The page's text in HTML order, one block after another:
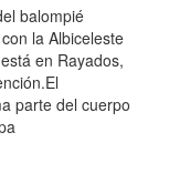
balompié
la Albiceleste
en Rayados,
parte del cuerpo